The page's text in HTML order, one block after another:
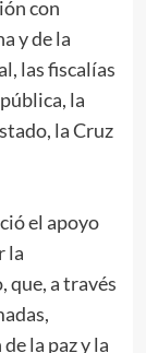
con
y de la
las fiscalías
la
la Cruz
el apoyo
la
que, a través
la paz y la